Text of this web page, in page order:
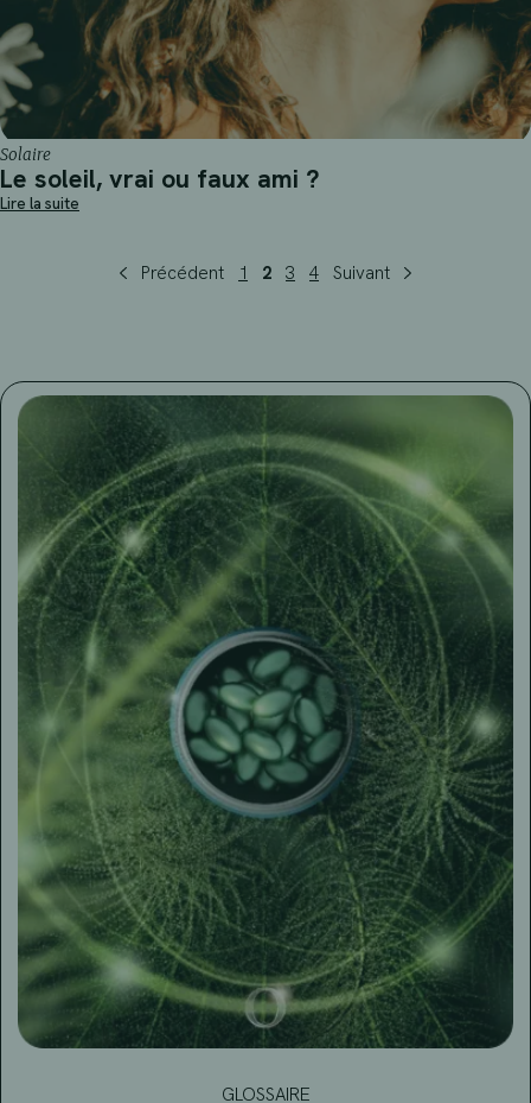
Solaire
Le soleil, vrai ou faux ami ?
Lire la suite
Précédent 1 2 3 4 Suivant
GLOSSAIRE